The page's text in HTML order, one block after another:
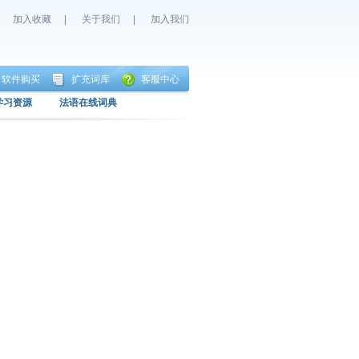
加入收藏 关于我们 加入我们
软件购买 扩充词库 客服中心
习资源 法语在线词典